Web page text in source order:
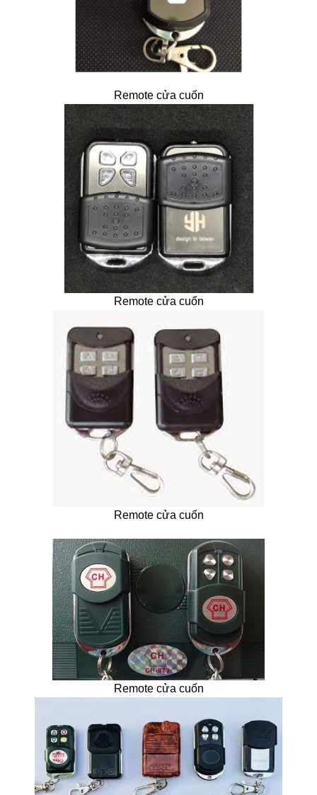
Remote cửa cuốn
Remote cửa cuốn
Remote cửa cuốn
Remote cửa cuốn